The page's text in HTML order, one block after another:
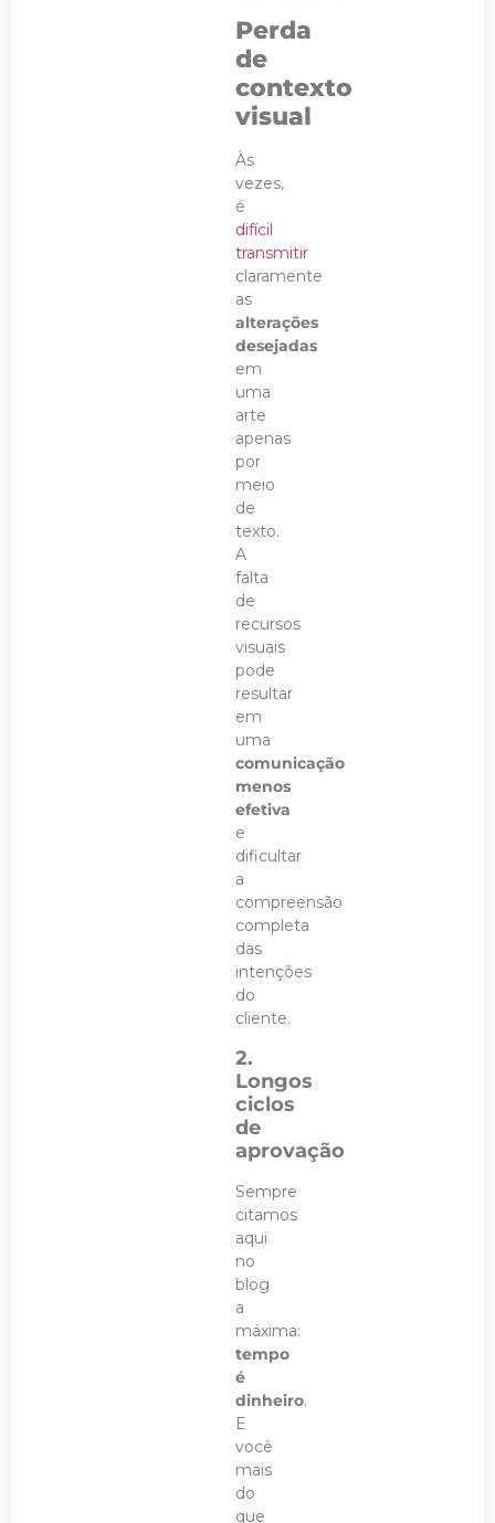
Perda
de
contexto
visual
Às
vezes,
é
difícil
transmitir
claramente
as
alterações
desejadas
em
uma
arte
apenas
por
meio
de
texto.
A
falta
de
recursos
visuais
pode
resultar
em
uma
comunicação
menos
efetiva
e
dificultar
a
compreensão
completa
das
intenções
do
cliente.
2.
Longos
ciclos
de
aprovação
Sempre
citamos
aqui
no
blog
a
máxima:
tempo
é
dinheiro.
E
você
mais
do
que